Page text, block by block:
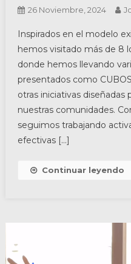
26 Noviembre, 2024
Inspirados en el modelo
hemos visitado más de 8
donde hemos llevando
presentados como
otras iniciativas diseñadas
nuestras comunidades.
seguimos trabajando
efectivas […]
Continuar leyendo